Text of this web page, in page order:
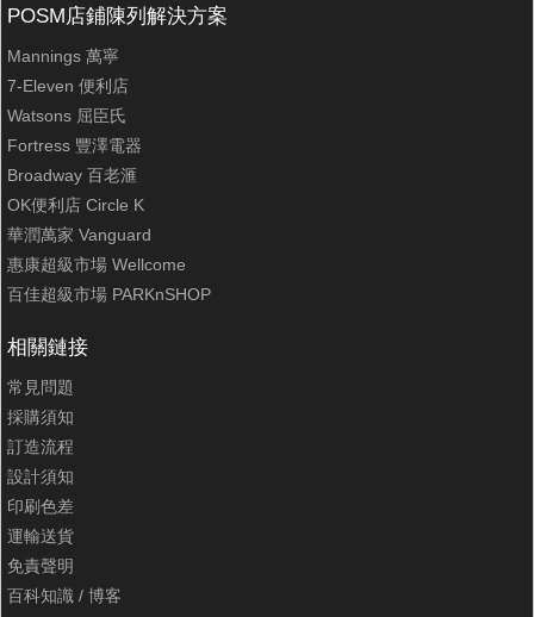
POSM店鋪陳列解決方案
Mannings 萬寧
7-Eleven 便利店
Watsons 屈臣氏
Fortress 豐澤電器
Broadway 百老滙
OK便利店 Circle K
華潤萬家 Vanguard
惠康超級市場 Wellcome
百佳超級市場 PARKnSHOP
相關鏈接
常見問題
採購須知
訂造流程
設計須知
印刷色差
運輸送貨
免責聲明
百科知識 / 博客